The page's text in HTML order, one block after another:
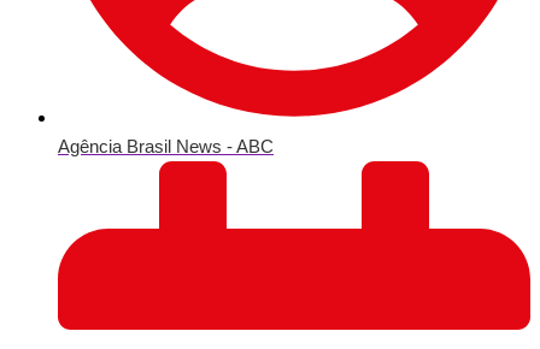
Agência Brasil News - ABC